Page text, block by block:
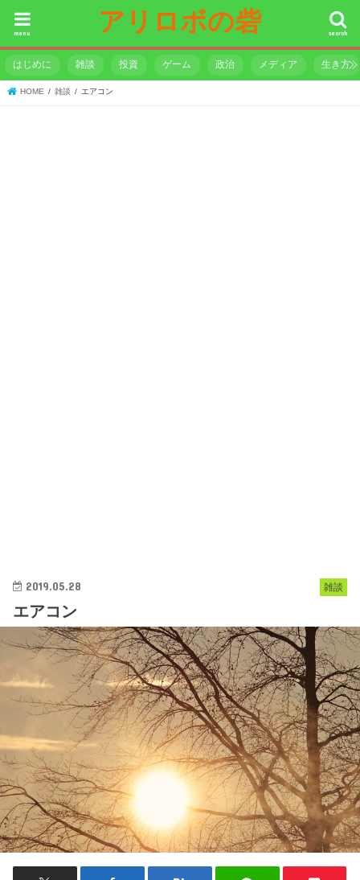
アリロボの砦 search
menu
はじめに 雑談 投資 ゲーム 政治 メディア 生き方
HOME 雑談 エアコン
雑談
2019.05.28
エアコン